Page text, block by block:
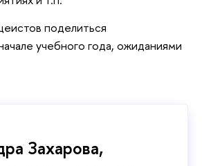
поделиться
учебного года, ожиданиями
Захарова,